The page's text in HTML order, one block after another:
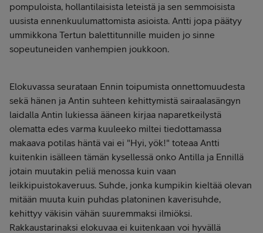
pompuloista, hollantilaisista leteistä ja sen semmoisista
uusista ennenkuulumattomista asioista. Antti jopa päätyy
ummikkona Tertun balettitunnille muiden jo sinne
sopeutuneiden vanhempien joukkoon.
Elokuvassa seurataan Ennin toipumista onnettomuudesta
sekä hänen ja Antin suhteen kehittymistä sairaalasängyn
laidalla Antin lukiessa ääneen kirjaa naparetkeilystä
olematta edes varma kuuleeko miltei tiedottamassa
makaava potilas häntä vai ei "Hyi, yök!" toteaa Antti
kuitenkin isälleen tämän kysellessä onko Antilla ja Ennillä
jotain muutakin peliä menossa kuin vaan
leikkipuistokaveruus. Suhde, jonka kumpikin kieltää olevan
mitään muuta kuin puhdas platoninen kaverisuhde,
kehittyy väkisin vähän suuremmaksi ilmiöksi.
Rakkaustarinaksi elokuvaa ei kuitenkaan voi hyvällä